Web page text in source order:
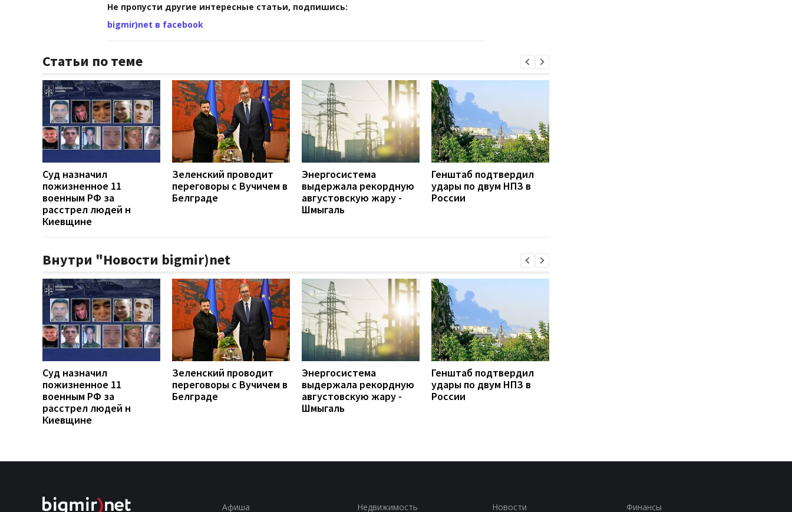
Не пропусти другие интересные статьи, подпишись:
bigmir)net в facebook
Статьи по теме
Суд назначил
пожизненное 11
военным РФ за
расстрел людей н
Киевщине
Зеленский проводит
переговоры с Вучичем в
Белграде
Энергосистема
выдержала рекордную
августовскую жару -
Шмыгаль
Генштаб подтвердил
удары по двум НПЗ в
России
Внутри "Новости bigmir)net
Суд назначил
пожизненное 11
военным РФ за
расстрел людей н
Киевщине
Зеленский проводит
переговоры с Вучичем в
Белграде
Энергосистема
выдержала рекордную
августовскую жару -
Шмыгаль
Генштаб подтвердил
удары по двум НПЗ в
России
Афиша Недвижимость Новости Финансы